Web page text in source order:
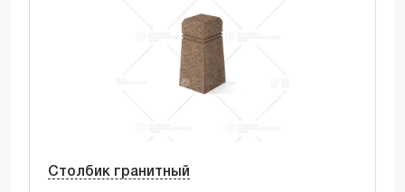
Столбик гранитный